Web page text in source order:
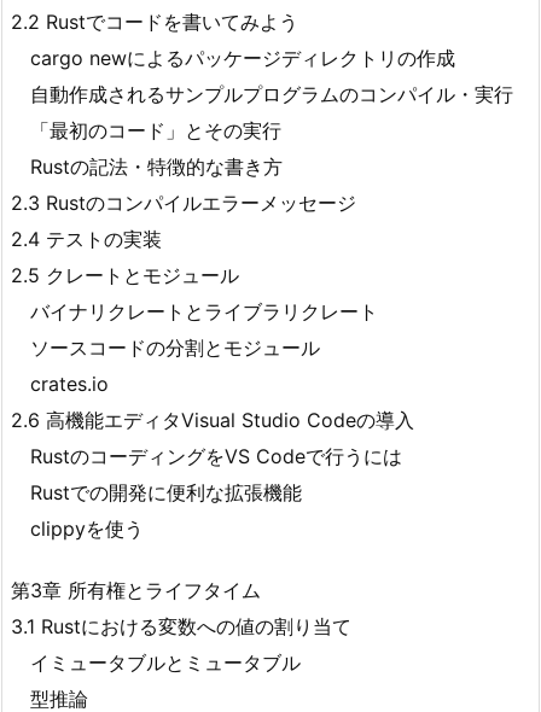
2.2 Rustでコードを書いてみよう
cargo newによるパッケージディレクトリの作成
自動作成されるサンプルプログラムのコンパイル・実行
「最初のコード」とその実行
Rustの記法・特徴的な書き方
2.3 Rustのコンパイルエラーメッセージ
2.4 テストの実装
2.5 クレートとモジュール
バイナリクレートとライブラリクレート
ソースコードの分割とモジュール
crates.io
2.6 高機能エディタVisual Studio Codeの導入
RustのコーディングをVS Codeで行うには
Rustでの開発に便利な拡張機能
clippyを使う
第3章 所有権とライフタイム
3.1 Rustにおける変数への値の割り当て
イミュータブルとミュータブル
型推論